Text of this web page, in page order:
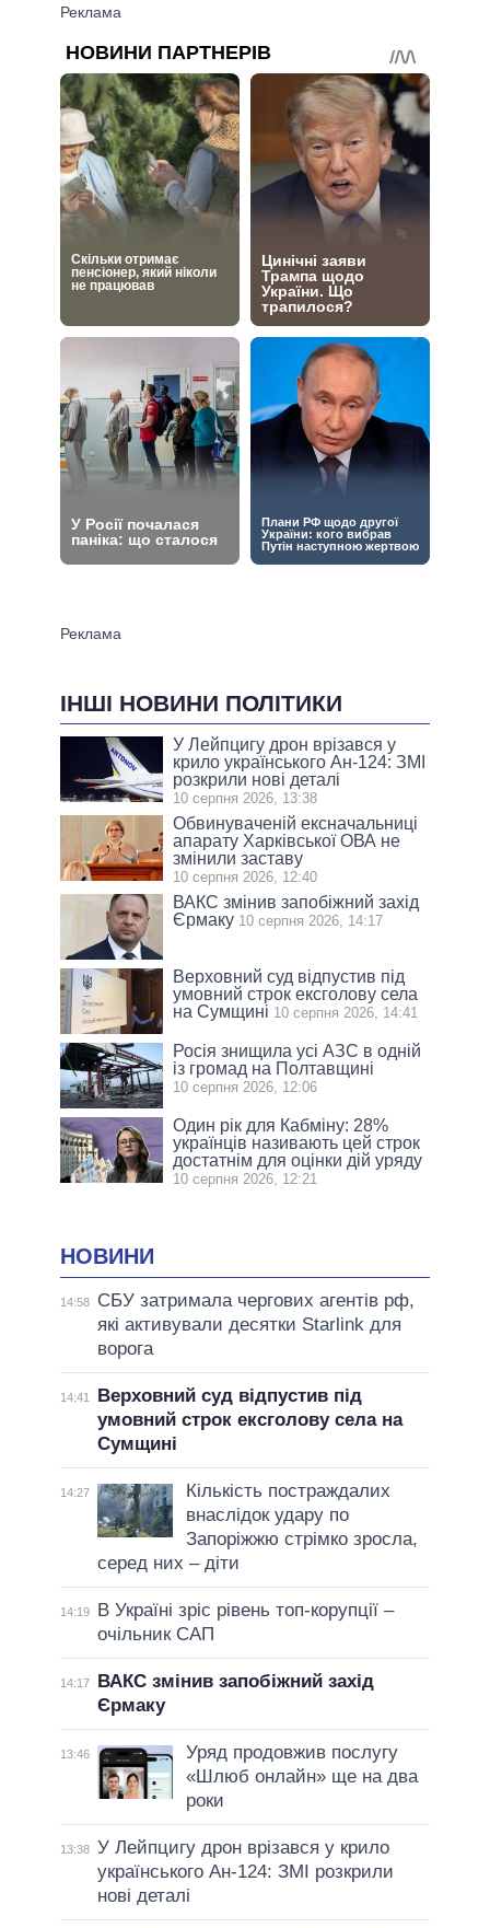
ІНШІ НОВИНИ ПОЛІТИКИ
У Лейпцигу дрон врізався у
крило українського Ан-124: ЗМІ
розкрили нові деталі
10 серпня 2026, 13:38
Обвинуваченій ексначальниці
апарату Харківської ОВА не
змінили заставу
10 серпня 2026, 12:40
ВАКС змінив запобіжний захід
Єрмаку 10 серпня 2026, 14:17
Верховний суд відпустив під
умовний строк ексголову села
на Сумщині 10 серпня 2026, 14:41
Росія знищила усі АЗС в одній
із громад на Полтавщині
10 серпня 2026, 12:06
Один рік для Кабміну: 28%
українців називають цей строк
достатнім для оцінки дій уряду
10 серпня 2026, 12:21
НОВИНИ
14:58
СБУ затримала чергових агентів рф,
які активували десятки Starlink для
ворога
14:41
Верховний суд відпустив під
умовний строк ексголову села на
Сумщині
14:27
Кількість постраждалих
внаслідок удару по
Запоріжжю стрімко зросла,
серед них – діти
14:19
В Україні зріс рівень топ-корупції –
очільник САП
14:17
ВАКС змінив запобіжний захід
Єрмаку
13:46
Уряд продовжив послугу
«Шлюб онлайн» ще на два
роки
13:38 У Лейпцигу дрон врізався у крило
українського Ан-124: ЗМІ розкрили
нові деталі